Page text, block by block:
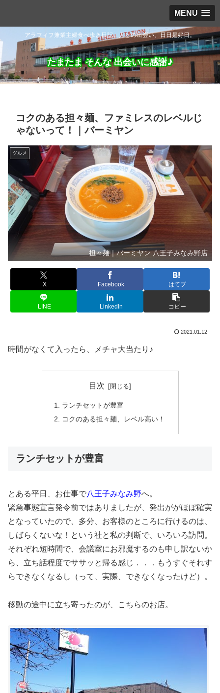
MENU
アラフィフ兼業主婦食べ歩き日記。人との出会い、日日是好日。
たまたま そんな 出会いに感謝♪
コクのある担々麺、ファミレスのレベルじ
ゃないって！｜バーミヤン
グルメ
担々麺｜バーミヤン 八王子みなみ野店
X Facebook はてブ
LINE LinkedIn コピー
2021.01.12
時間がなくて入ったら、メチャ大当たり♪
目次
ランチセットが豊富
コクのある担々麺、レベル高い！
ランチセットが豊富
とある平日、お仕事で八王子みなみ野へ。
緊急事態宣言発令前ではありましたが、発出ががほぼ確実
となっていたので、多分、お客様のところに行けるのは、
しばらくないな！という社と私の判断で、いろいろ訪問。
それぞれ短時間で、会議室にお邪魔するのも申し訳ないか
ら、立ち話程度でササッと帰る感じ．．．もうすぐそれす
らできなくなるし（って、実際、できなくなったけど）。
移動の途中に立ち寄ったのが、こちらのお店。